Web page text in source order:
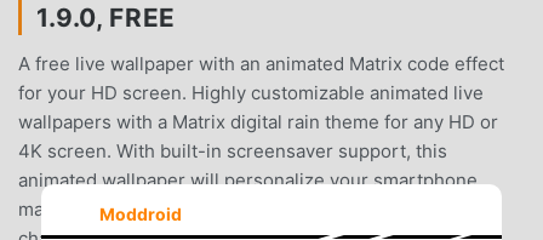
1.9.0, FREE
A free live wallpaper with an animated Matrix code effect
for your HD screen. Highly customizable animated live
wallpapers with a Matrix digital rain theme for any HD or
4K screen. With built-in screensaver support, this
animated wallpaper will personalize your smartphone,
making it truly unique and beautiful.Features:- Multiple
Moddroid